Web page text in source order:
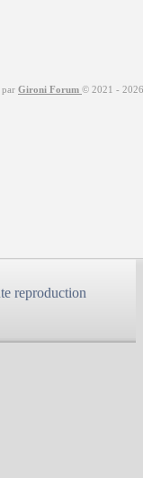
par Gironi Forum © 2021 - 2026
reproduction